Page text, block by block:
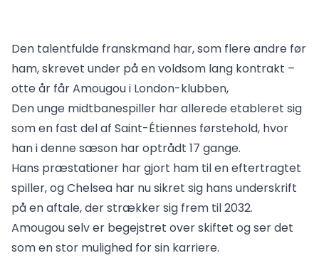
Den talentfulde franskmand har, som flere andre før
ham, skrevet under på en voldsom lang kontrakt –
otte år får Amougou i London-klubben,
Den unge midtbanespiller har allerede etableret sig
som en fast del af Saint-Étiennes førstehold, hvor
han i denne sæson har optrådt 17 gange.
Hans præstationer har gjort ham til en eftertragtet
spiller, og Chelsea har nu sikret sig hans underskrift
på en aftale, der strækker sig frem til 2032.
Amougou selv er begejstret over skiftet og ser det
som en stor mulighed for sin karriere.